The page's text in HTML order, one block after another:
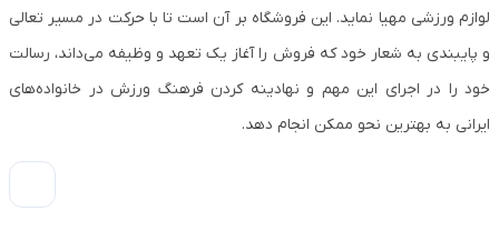
لوازم ورزشی مهیا نماید. این فروشگاه بر آن است تا با حرکت در مسیر تعالی
و پایبندی به شعار خود که فروش را آغاز یک تعهد و وظیفه می‌داند، رسالت
خود را در اجرای این مهم و نهادینه کردن فرهنگ ورزش در خانواده‌های
ایرانی به بهترین نحو ممکن انجام دهد.